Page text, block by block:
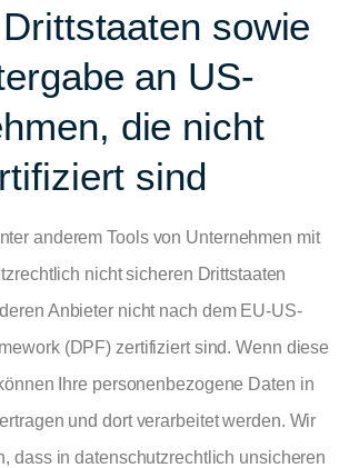
sowie
an US-
die nicht
sind
anderem Tools von Unternehmen mit
nicht sicheren Drittstaaten
Anbieter nicht nach dem EU-US-
(DPF) zertifiziert sind. Wenn diese
Ihre personenbezogene Daten in
und dort verarbeitet werden. Wir
dass in datenschutzrechtlich unsicheren